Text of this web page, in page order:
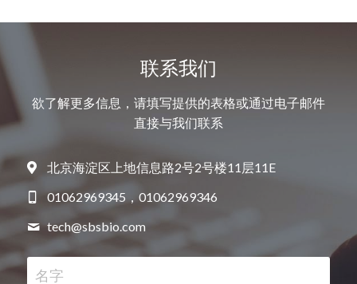
联系我们
欲了解更多信息，请填写提供的表格或通过电子邮件
直接与我们联系
北京海淀区上地信息路2号2号楼11层11E
01062969345，01062969346
tech@sbsbio.com
名字